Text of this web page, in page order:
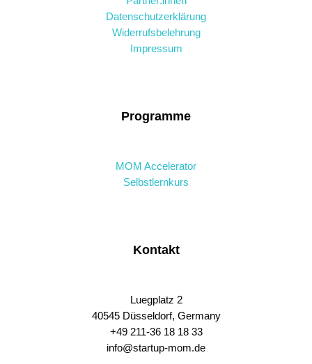
Datenschutzerklärung
Widerrufsbelehrung
Impressum
Programme
MOM Accelerator
Selbstlernkurs
Kontakt
Luegplatz 2
40545 Düsseldorf, Germany
+49 211-36 18 18 33
info@startup-mom.de